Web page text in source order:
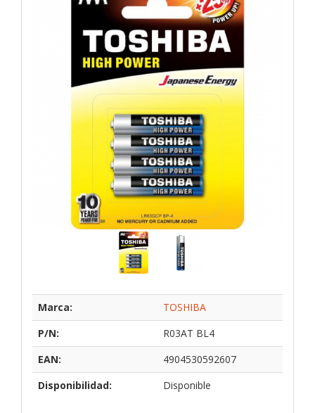
Marca:
TOSHIBA
P/N:
R03AT BL4
EAN:
4904530592607
Disponibilidad:
Disponible